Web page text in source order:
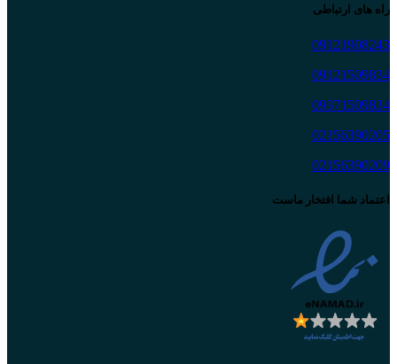
راه های ارتباطی
09121908243
09121509834
09371509834
02156390205
02156390209
اعتماد شما افتخار ماست